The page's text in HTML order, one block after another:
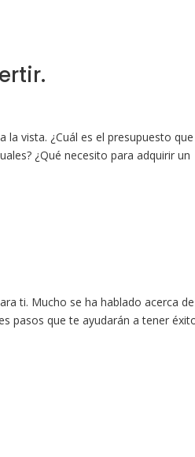
la vista. ¿Cuál es el presupuesto que
¿Qué necesito para adquirir un
ti. Mucho se ha hablado acerca de
pasos que te ayudarán a tener